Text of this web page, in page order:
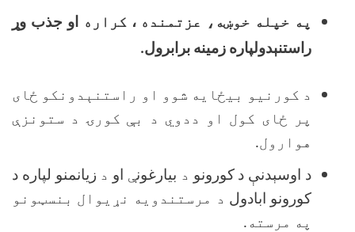
په خپله خوښه، عزتمنده ،کراره او جذب وړ
راستنېدولپاره زمينه برابرول.
د کورنيو بيځايه شوو او راستنېدونکو ځای
پر ځای کول او ددوي د بې کورۍ د ستونزې
هوارول.
د اوسېدنې د كورونو د بيارغونې او د زيانمنو لپاره د
كورونو ابادول د مرستندویه نړیوال بنسټونو
په مرسته.